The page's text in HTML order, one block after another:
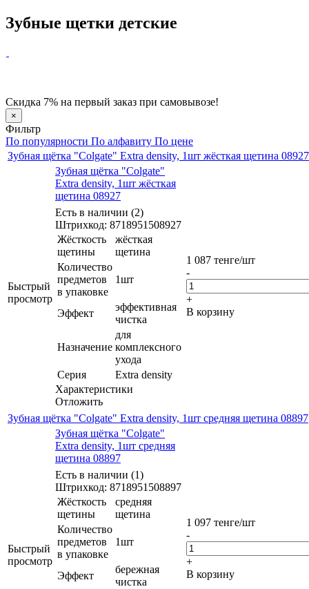
Зубные щетки детские
Скидка 7% на первый заказ при самовывозе!
×
Фильтр
По популярности По алфавиту По цене
Зубная щётка "Colgate" Extra density, 1шт жёсткая щетина 08927
Быстрый
просмотр
Зубная щётка "Colgate"
Extra density, 1шт жёсткая
щетина 08927
Есть в наличии (2)
Штрихкод: 8718951508927
Жёсткость
щетины
жёсткая
щетина
Количество
предметов
в упаковке
1шт
Эффект
эффективная
чистка
Назначение
для
комплексного
ухода
Серия
Extra density
Характеристики
Отложить
1 087 тенге/шт
-
+
В корзину
Зубная щётка "Colgate" Extra density, 1шт средняя щетина 08897
Быстрый
просмотр
Зубная щётка "Colgate"
Extra density, 1шт средняя
щетина 08897
Есть в наличии (1)
Штрихкод: 8718951508897
Жёсткость
щетины
средняя
щетина
Количество
предметов
в упаковке
1шт
Эффект
бережная
чистка
1 097 тенге/шт
-
+
В корзину